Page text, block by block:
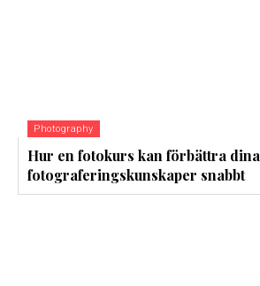
Photography
Hur en fotokurs kan förbättra dina
fotograferingskunskaper snabbt